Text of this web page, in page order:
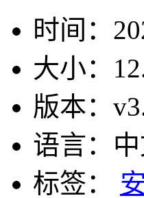
时间：
大小：
版本：
语言：
标签：